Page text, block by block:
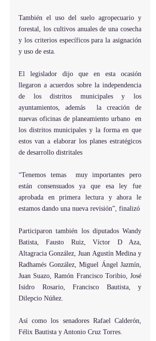
También el uso del suelo agropecuario y
forestal, los cultivos anuales de una cosecha
y los criterios específicos para la asignación
y uso de esta.
El legislador dijo que en esta ocasión
llegaron a acuerdos sobre la independencia
de los distritos municipales y los
ayuntamientos, además  la creación de
nuevas oficinas de planeamiento urbano  en
los distritos municipales y la forma en que
estos van a elaborar los planes estratégicos
de desarrollo distritales
“Tenemos temas  muy importantes pero
están consensuados ya que esa ley fue
aprobada en primera lectura y ahora le
estamos dando una nueva revisión”, finalizó
Participaron también los diputados Wandy
Batista, Fausto Ruiz, Víctor D Aza,
Altagracia González, Juan Agustín Medina y
Radhamés González, Miguel Ángel Jazmín,
Juan Suazo, Ramón Francisco Toribio, José
Isidro Rosario, Francisco Bautista, y
Dilepcio Núñez.
Así como los senadores Rafael Calderón,
Félix Bautista y Antonio Cruz Torres.